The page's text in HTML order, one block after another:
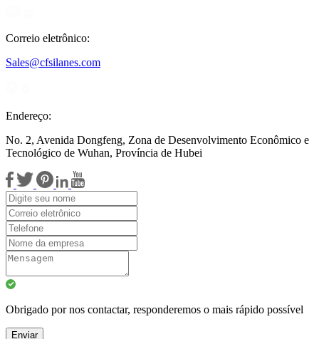
Correio eletrônico:
Sales@cfsilanes.com
Endereço:
No. 2, Avenida Dongfeng, Zona de Desenvolvimento Econômico e
Tecnológico de Wuhan, Província de Hubei
Obrigado por nos contactar, responderemos o mais rápido possível
Enviar